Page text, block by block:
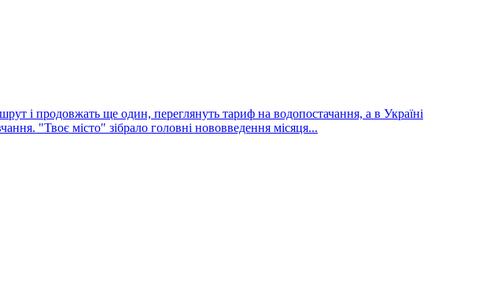
і продовжать ще один, переглянуть тариф на водопостачання, а в Україні
"Твоє місто" зібрало головні нововведення місяця...